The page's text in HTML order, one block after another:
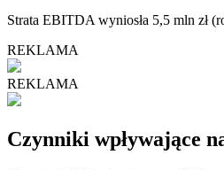
Strata EBITDA wyniosła 5,5 mln zł
REKLAMA
REKLAMA
Czynniki wpływające